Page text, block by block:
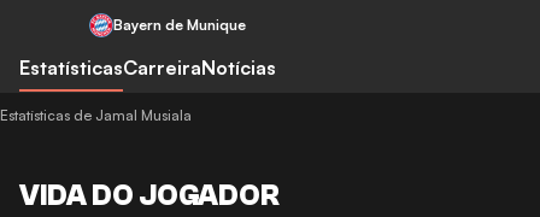
Bayern de Munique
EstatísticasCarreiraNotícias
Estatísticas de Jamal Musiala
VIDA DO JOGADOR